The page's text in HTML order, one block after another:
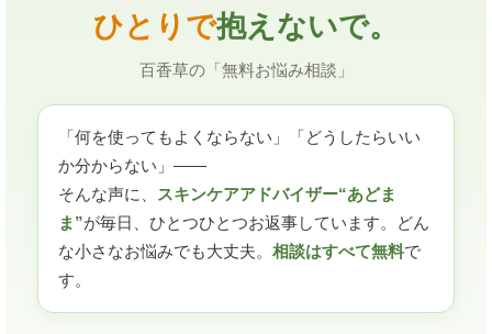
ひとりで抱えないで。
百香草の「無料お悩み相談」
「何を使ってもよくならない」「どうしたらいい
か分からない」——
そんな声に、
スキンケアアドバイザー“あどま
ま”が毎日、ひとつひとつお返事しています。どん
な小さなお悩みでも大丈夫。 相談はすべて無料で
す。